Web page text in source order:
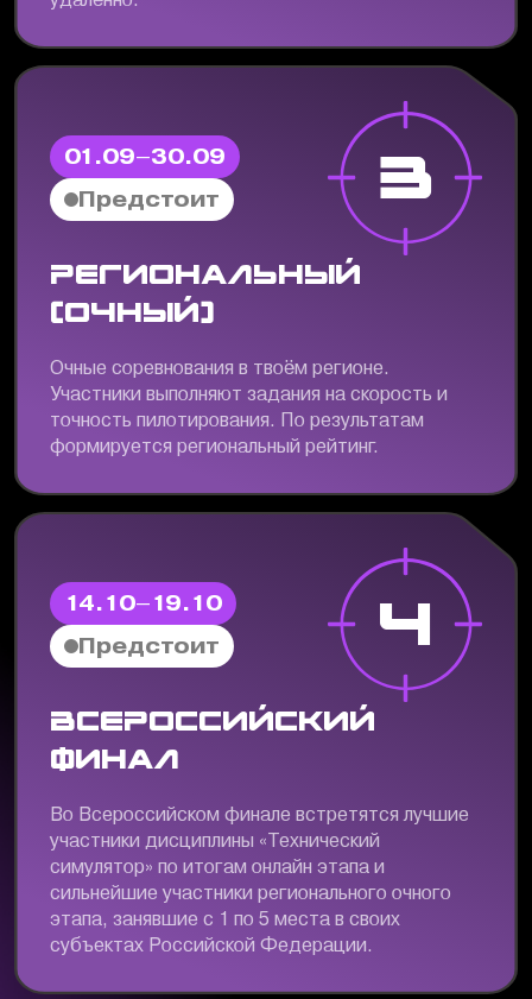
01.09–30.09
Предстоит
3
Региональный
(очный)
Очные соревнования в твоём регионе.
Участники выполняют задания на скорость и
точность пилотирования. По результатам
формируется региональный рейтинг.
14.10–19.10
Предстоит
4
Всероссийский
финал
Во Всероссийском финале встретятся лучшие
участники дисциплины «Технический
симулятор» по итогам онлайн этапа и
сильнейшие участники регионального очного
этапа, занявшие с 1 по 5 места в своих
субъектах Российской Федерации.